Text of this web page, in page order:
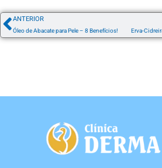
ANTERIOR
Óleo de Abacate para Pele – 8 Benefícios!